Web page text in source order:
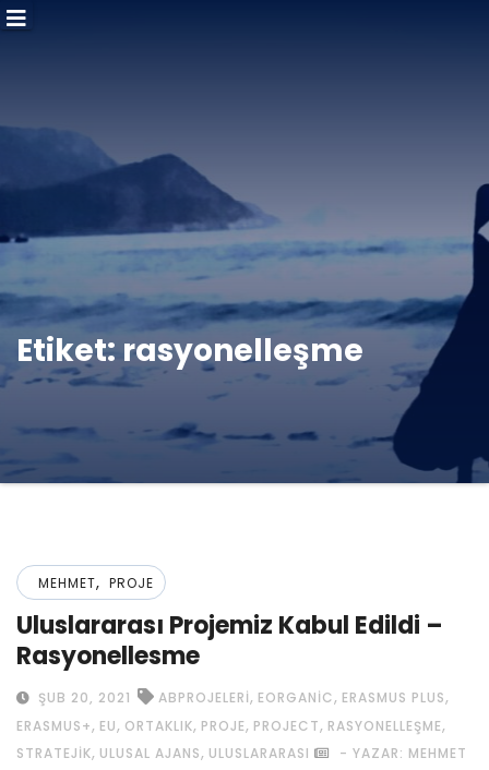
Etiket: rasyonelleşme
MEHMET, PROJE
Uluslararası Projemiz Kabul Edildi –
Rasyonellesme
ŞUB 20, 2021 ABPROJELERI, EORGANIC, ERASMUS PLUS,
ERASMUS+, EU, ORTAKLIK, PROJE, PROJECT, RASYONELLEŞME,
STRATEJIK, ULUSAL AJANS, ULUSLARARASI
- YAZAR: MEHMET